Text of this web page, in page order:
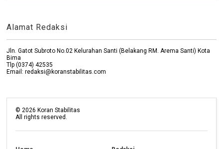
Alamat Redaksi
Jln. Gatot Subroto No.02 Kelurahan Santi (Belakang RM. Arema Santi) Kota
Bima
Tlp (0374) 42535
Email: redaksi@koranstabilitas.com
©2026 Koran Stabilitas
All rights reserved.